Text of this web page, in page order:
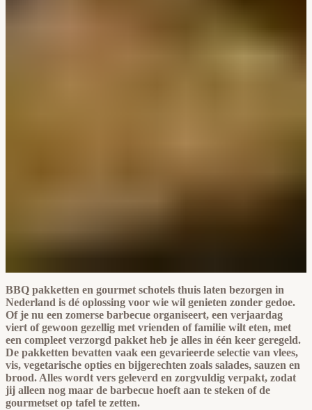
BBQ pakketten en gourmet schotels thuis laten bezorgen in
Nederland is dé oplossing voor wie wil genieten zonder gedoe.
Of je nu een zomerse barbecue organiseert, een verjaardag
viert of gewoon gezellig met vrienden of familie wilt eten, met
een compleet verzorgd pakket heb je alles in één keer geregeld.
De pakketten bevatten vaak een gevarieerde selectie van vlees,
vis, vegetarische opties en bijgerechten zoals salades, sauzen en
brood. Alles wordt vers geleverd en zorgvuldig verpakt, zodat
jij alleen nog maar de barbecue hoeft aan te steken of de
gourmetset op tafel te zetten.